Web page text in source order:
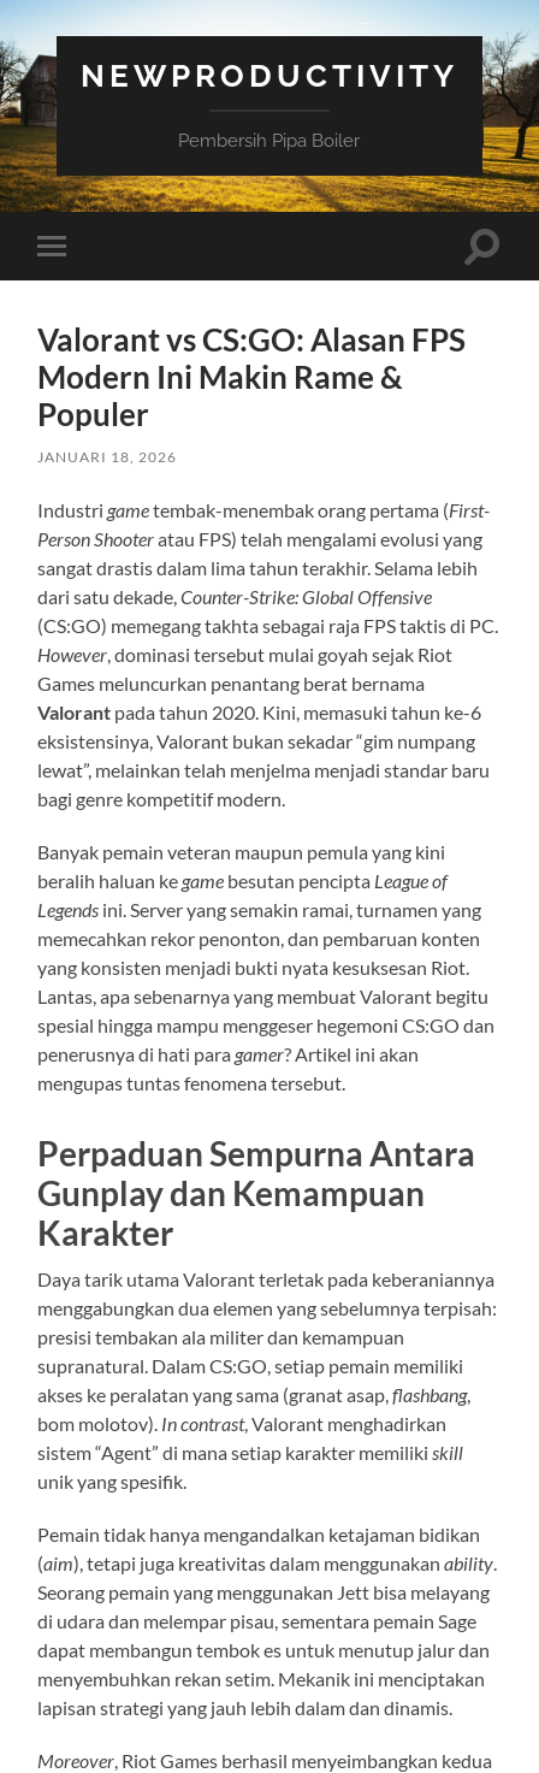
NEWPRODUCTIVITY
Pembersih Pipa Boiler
Toggle
mobile
Toggle
Valorant vs CS:GO: Alasan FPS
Modern Ini Makin Rame &
Populer
JANUARI 18, 2026
Industri gametembak-menembak orang pertama (First-
Person Shooteratau FPS) telah mengalami evolusi yang
sangat drastis dalam lima tahun terakhir. Selama lebih
dari satu dekade,Counter-Strike: Global Offensive
(CS:GO) memegang takhta sebagai raja FPS taktis di PC.
However , dominasi tersebut mulai goyah sejak Riot
Games meluncurkan penantang berat bernama
Valorant pada tahun 2020. Kini, memasuki tahun ke-6
eksistensinya, Valorant bukan sekadar “gim numpang
lewat”, melainkan telah menjelma menjadi standar baru
bagi genre kompetitif modern.
Banyak pemain veteran maupun pemula yang kini
beralih haluan ke game besutan pencipta League of
Legends ini. Server yang semakin ramai, turnamen yang
memecahkan rekor penonton, dan pembaruan konten
yang konsisten menjadi bukti nyata kesuksesan Riot.
Lantas, apa sebenarnya yang membuat Valorant begitu
spesial hingga mampu menggeser hegemoni CS:GO dan
penerusnya di hati para gamer? Artikel ini akan
mengupas tuntas fenomena tersebut.
Perpaduan Sempurna Antara
Gunplay dan Kemampuan
Karakter
Daya tarik utama Valorant terletak pada keberaniannya
menggabungkan dua elemen yang sebelumnya terpisah:
presisi tembakan ala militer dan kemampuan
supranatural. Dalam CS:GO, setiap pemain memiliki
akses ke peralatan yang sama (granat asap,flashbang,
bom molotov). In contrast, Valorant menghadirkan
sistem “Agent” di mana setiap karakter memiliki skill
unik yang spesifik.
Pemain tidak hanya mengandalkan ketajaman bidikan
(aim), tetapi juga kreativitas dalam menggunakanability
Seorang pemain yang menggunakan Jett bisa melayang
di udara dan melempar pisau, sementara pemain Sage
dapat membangun tembok es untuk menutup jalur dan
menyembuhkan rekan setim. Mekanik ini menciptakan
lapisan strategi yang jauh lebih dalam dan dinamis.
Moreover , Riot Games berhasil menyeimbangkan kedua